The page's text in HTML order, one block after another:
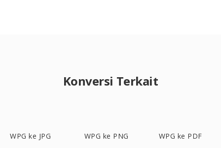
Konversi Terkait
WPG ke JPG WPG ke PNG WPG ke PDF